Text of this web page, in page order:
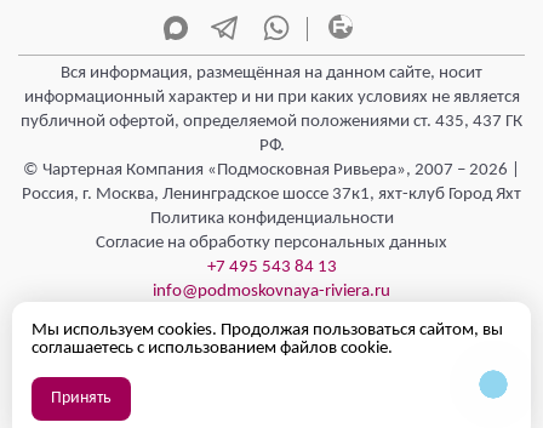
Вся информация, размещённая на данном сайте, носит
информационный характер и ни при каких условиях не является
публичной офертой, определяемой положениями ст. 435, 437 ГК
РФ.
© Чартерная Компания «Подмосковная Ривьера», 2007 – 2026 |
Россия, г. Москва, Ленинградское шоссе 37к1, яхт-клуб Город Яхт
Политика конфиденциальности
Согласие на обработку персональных данных
+7 495 543 84 13
info@podmoskovnaya-riviera.ru
Полезная информация
Мы используем cookies. Продолжая пользоваться сайтом, вы
соглашаетесь с использованием файлов cookie.
Принять